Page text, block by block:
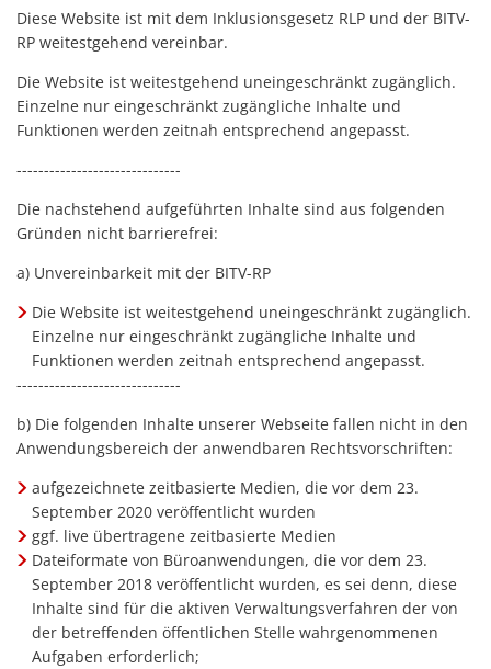
Diese Website ist mit dem Inklusionsgesetz RLP und der BITV-
RP weitestgehend vereinbar.
Die Website ist weitestgehend uneingeschränkt zugänglich.
Einzelne nur eingeschränkt zugängliche Inhalte und
Funktionen werden zeitnah entsprechend angepasst.
------------------------------
Die nachstehend aufgeführten Inhalte sind aus folgenden
Gründen nicht barrierefrei:
a) Unvereinbarkeit mit der BITV-RP
Die Website ist weitestgehend uneingeschränkt zugänglich.
Einzelne nur eingeschränkt zugängliche Inhalte und
Funktionen werden zeitnah entsprechend angepasst.
------------------------------
b) Die folgenden Inhalte unserer Webseite fallen nicht in den
Anwendungsbereich der anwendbaren Rechtsvorschriften:
aufgezeichnete zeitbasierte Medien, die vor dem 23.
September 2020 veröffentlicht wurden
ggf. live übertragene zeitbasierte Medien
Dateiformate von Büroanwendungen, die vor dem 23.
September 2018 veröffentlicht wurden, es sei denn, diese
Inhalte sind für die aktiven Verwaltungsverfahren der von
der betreffenden öffentlichen Stelle wahrgenommenen
Aufgaben erforderlich;